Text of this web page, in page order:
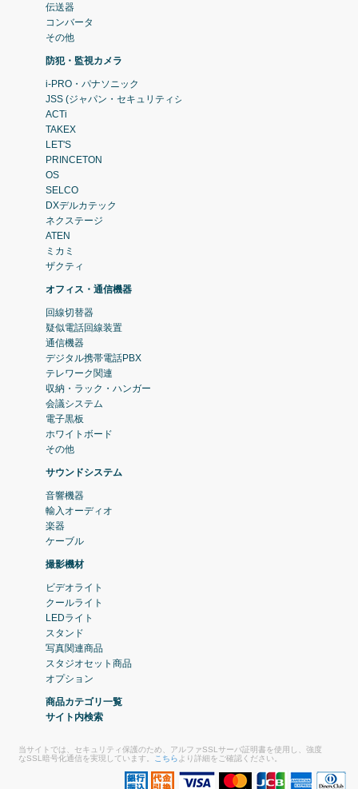
伝送器
コンバータ
その他
防犯・監視カメラ
i-PRO・パナソニック
JSS (ジャパン・セキュリティシステム)
ACTi
TAKEX
LET'S
PRINCETON
OS
SELCO
DXデルカテック
ネクステージ
ATEN
ミカミ
ザクティ
オフィス・通信機器
回線切替器
疑似電話回線装置
通信機器
デジタル携帯電話PBX
テレワーク関連
収納・ラック・ハンガー
会議システム
電子黒板
ホワイトボード
その他
サウンドシステム
音響機器
輸入オーディオ
楽器
ケーブル
撮影機材
ビデオライト
クールライト
LEDライト
スタンド
写真関連商品
スタジオセット商品
オプション
商品カテゴリ一覧
サイト内検索
当サイトでは、セキュリティ保護のため、アルファSSLサーバ証明書を使用し、強度
なSSL暗号化通信を実現しています。
こちら より詳細をご確認ください。